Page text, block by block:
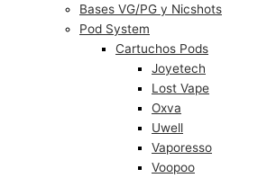
Bases VG/PG y Nicshots
Pod System
Cartuchos Pods
Joyetech
Lost Vape
Oxva
Uwell
Vaporesso
Voopoo